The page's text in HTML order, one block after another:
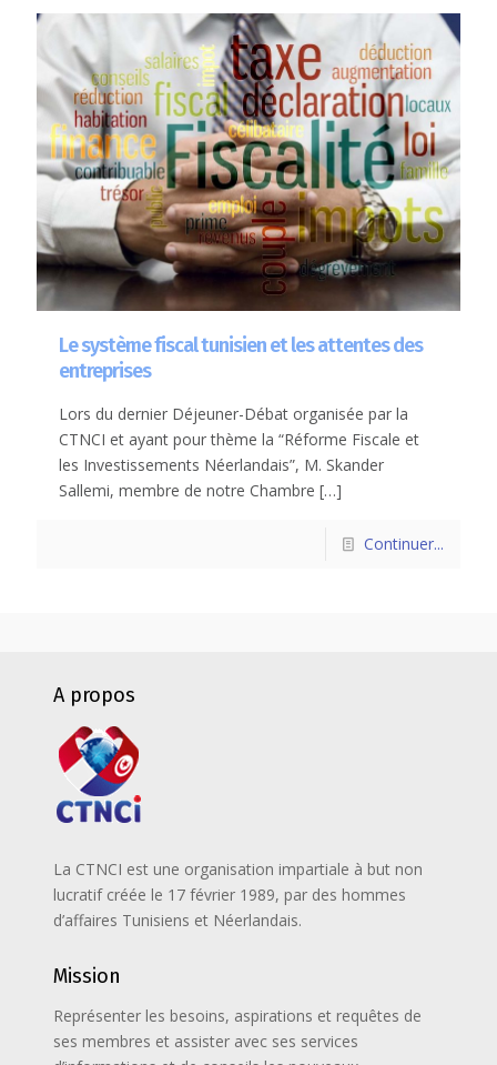
Le système fiscal tunisien et les attentes des
entreprises
Lors du dernier Déjeuner-Débat organisée par la
CTNCI et ayant pour thème la “Réforme Fiscale et
les Investissements Néerlandais”, M. Skander
Sallemi, membre de notre Chambre […]
Continuer...
A propos
La CTNCI est une organisation impartiale à but non
lucratif créée le 17 février 1989, par des hommes
d’affaires Tunisiens et Néerlandais.
Mission
Représenter les besoins, aspirations et requêtes de
ses membres et assister avec ses services